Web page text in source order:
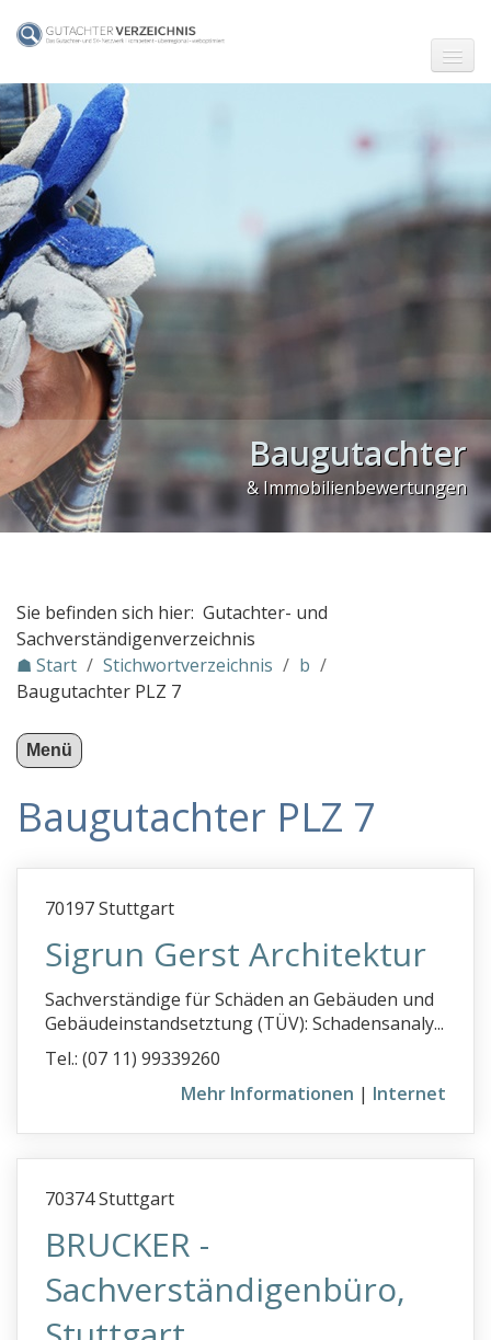
☗ Start
Gutachter in Berlin
Gutachter in Frankfurt (Main)
Gutachter in Hamburg
Gutachter in Köln
Gutachter in München
Gutachter in Stuttgart
PLZ Gebiet 0
PLZ Gebiet 1
PLZ Gebiet 2
PLZ Gebiet 3
PLZ Gebiet 5
PLZ Gebiet 6
PLZ Gebiet 7
PLZ Gebiet 9
Stichwortverzeichnis
b
Bau-Prüfverband
Bauabnahmen
Baubegleitung
Bauforschung
Baugutachter PLZ 0
Baugutachter PLZ 1
Baugutachter PLZ 3
Baugutachter
& Immobilienbewertungen
Sie befinden sich hier: Gutachter- und
Sachverständigenverzeichnis
☗ Start / Stichwortverzeichnis / b /
Baugutachter PLZ 7
Menü
Baugutachter PLZ 7
70197 Stuttgart
Sigrun Gerst Architektur
Sachverständige für Schäden an Gebäuden und
Gebäudeinstandsetztung (TÜV): Schadensanaly...
Tel.: (07 11) 99339260
Mehr Informationen | Internet
70374 Stuttgart
BRUCKER -
Sachverständigenbüro,